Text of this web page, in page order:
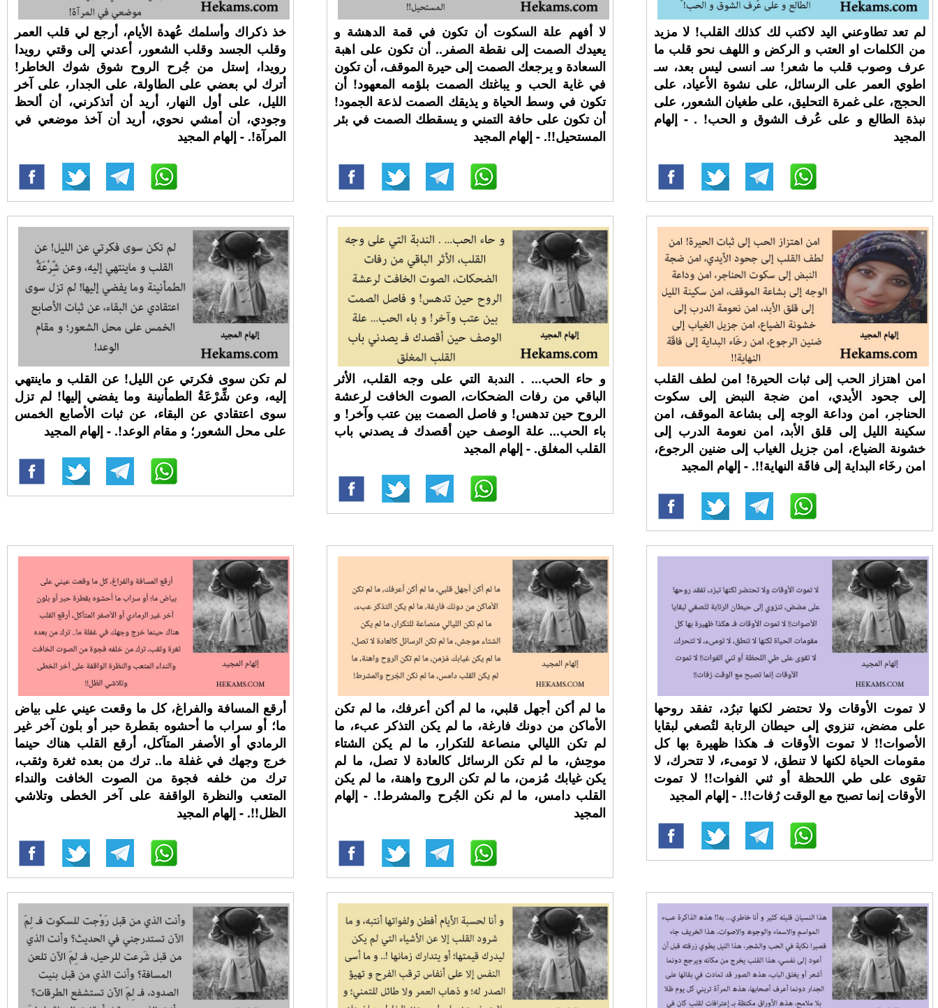
خذ ذكراك وأسلمك عُهدة الأيام، أرجع لي قلب العمر
وقلب الجسد وقلب الشعور، أعدني إلى وقتي رويدا
رويدا، إستل من جُرح الروح شوق شوك الخاطر!
أترك لي بعضي على الطاولة، على الجدار، على آخر
الليل، على أول النهار، أريد أن أتذكرني، أن ألحظ
وجودي، أن أمشي نحوي، أريد أن آخذ موضعي في
المرآة!. - إلهام المجيد
لا أفهم علة السكوت أن تكون في قمة الدهشة و
يعيدك الصمت إلى نقطة الصفر.. أن تكون على اهبة
السعادة و يرجعك الصمت إلى حيرة الموقف، أن تكون
في غاية الحب و يباغتك الصمت بلؤمه المعهود! أن
تكون في وسط الحياة و يذيقك الصمت لذعة الجمود!
أن تكون على حافة التمني و يسقطك الصمت في بئر
المستحيل!!. - إلهام المجيد
لم تعد تطاوعني اليد لاكتب لك كذلك القلب! لا مزيد
من الكلمات او العتب و الركض و اللهف نحو قلب ما
عرف وصوب قلب ما شعر! سـ انسى ليس بعد، سـ
اطوي العمر على الرسائل، على نشوة الأعياد، على
الحجج، على غمرة التحليق، على طغيان الشعور، على
نبذة الطالع و على عُرف الشوق و الحب! ⁧. - إلهام
المجيد
لم تكن سوى فكرتي عن الليل! عن القلب و ماينتهي
إليه، وعن شِّرْعَةُ الطمأنينة وما يفضي إليها! لم تزل
سوى اعتقادي عن البقاء، عن ثبات الأصابع الخمس
على محل الشعور؛ و مقام الوعد!. - إلهام المجيد
و حاء الحب... . الندبة التي على وجه القلب، الأثر
الباقي من رفات الضحكات، الصوت الخافت لرعشة
الروح حين تدهس! و فاصل الصمت بين عتب وآخر! و
باء الحب... علة الوصف حين أقصدك فـ يصدني باب
القلب المغلق. - إلهام المجيد
امن اهتزاز الحب إلى ثبات الحيرة! امن لطف القلب
إلى جحود الأيدي، امن ضجة النبض إلى سكوت
الحناجر، امن وداعة الوجه إلى بشاعة الموقف، امن
سكينة الليل إلى قلق الأبد، امن نعومة الدرب إلى
خشونة الضياع، امن جزيل الغياب إلى ضنين الرجوع،
امن رخَاء البداية إلى فاقَة النهاية!!. - إلهام المجيد
أرقع المسافة والفراغ، كل ما وقعت عيني على بياض
ما؛ أو سراب ما أحشوه بقطرة حبر أو بلون آخر غير
الرمادي أو الأصفر المتآكل، أرقع القلب هناك حينما
خرج وجهك في غفلة ما.. ترك من بعده ثغرة وثقب،
ترك من خلفه فجوة من الصوت الخافت والنداء
المتعب والنظرة الواقفة على آخر الخطى وتلاشي
الظل!!. - إلهام المجيد
ما لم أكن أجهل قلبي، ما لم أكن أعرفك، ما لم تكن
الأماكن من دونك فارغة، ما لم يكن التذكر عبء، ما
لم تكن الليالي منصاعة للتكرار، ما لم يكن الشتاء
موحِش، ما لم تكن الرسائل كالعادة لا تصل، ما لم
يكن غيابك مُزمن، ما لم تكن الروح واهنة، ما لم يكن
القلب دامس، ما لم نكن الجُرح والمشرط!. - إلهام
المجيد
لا تموت الأوقات ولا تحتضر لكنها تبرُد، تفقد روحها
على مضض، تنزوي إلى حيطان الرتابة لتُصغي لبقايا
الأصوات!! لا تموت الأوقات فـ هكذا ظهيرة بها كل
مقومات الحياة لكنها لا تنطق، لا تومىء، لا تتحرك، لا
تقوى على طي اللحظة أو ثني الفوات!! لا تموت
الأوقات إنما تصبح مع الوقت رُفات!!. - إلهام المجيد